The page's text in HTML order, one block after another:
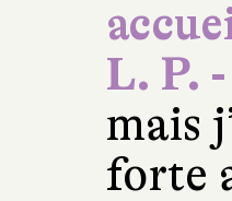
L. P. -
mais
forte